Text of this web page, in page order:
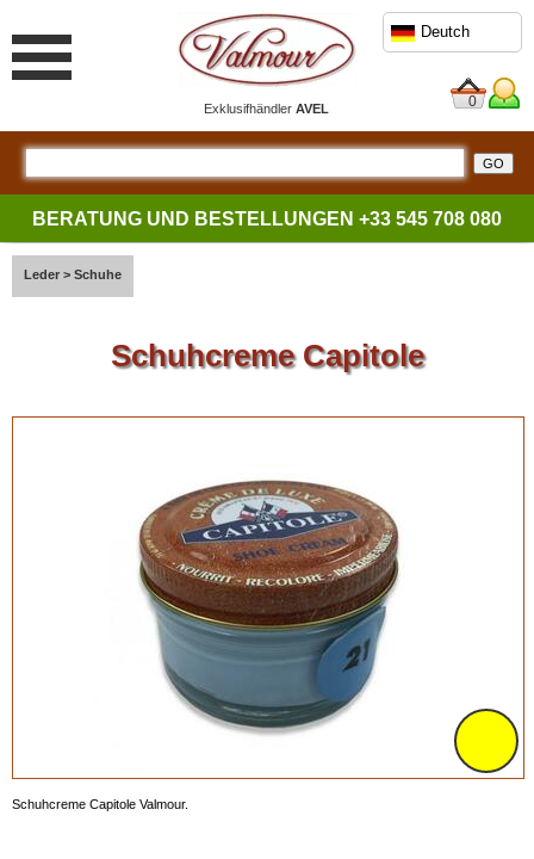
ExklusifhändlerAVEL
Deutch
0
BERATUNG UND BESTELLUNGEN +33 545 708 080
Leder > Schuhe
Schuhcreme Capitole
Schuhcreme Capitole Valmour.